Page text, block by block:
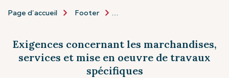
Page d’accueil Footer
Exigences concernant les marchandises,
services et mise en oeuvre de travaux
spécifiques